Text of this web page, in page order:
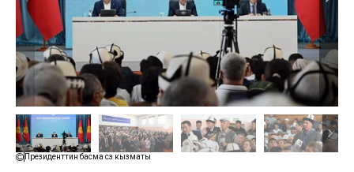
Президенттин басма сөз кызматы